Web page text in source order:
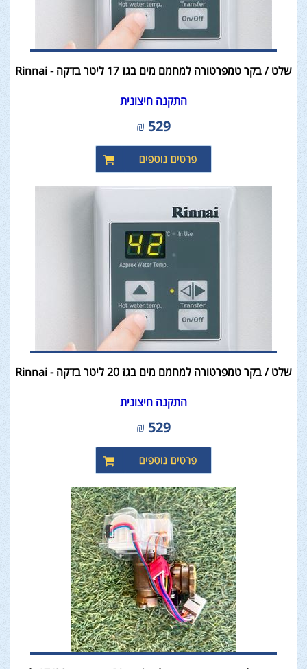
שלט / בקר טמפרטורה למחמם מים בגז 17 ליטר בדקה - Rinnai
התקנה חיצונית
529
₪
שלט / בקר טמפרטורה למחמם מים בגז 20 ליטר בדקה - Rinnai
התקנה חיצונית
529
₪